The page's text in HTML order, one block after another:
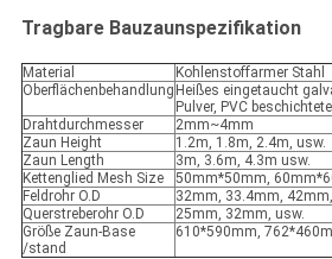
Tragbare Bauzaunspezifikation
Material
Kohlenstoffarmer Stahl
Oberflächenbehandlung Heißes eingetaucht
Pulver, PVC beschichtete
Drahtdurchmesser
2mm~4mm
Zaun Height
1.2m, 1.8m, 2.4m, usw.
Zaun Length
3m, 3.6m, 4.3m usw.
Kettenglied Mesh Size
50mm*50mm,
Feldrohr O.D
32mm, 33.4mm,
Querstreberohr O.D
25mm, 32mm, usw.
Größe Zaun-Base
/stand
610*590mm,